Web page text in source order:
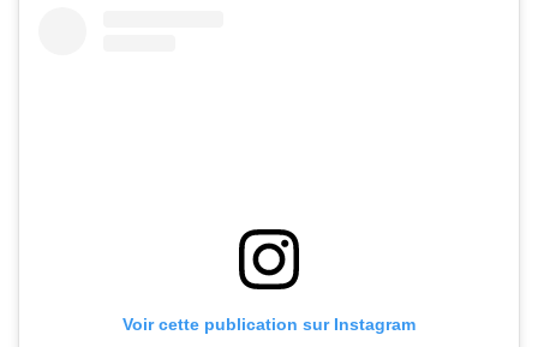
Voir cette publication sur Instagram